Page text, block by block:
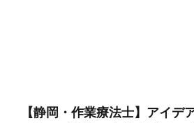
【静岡・作業療法士】アイデ